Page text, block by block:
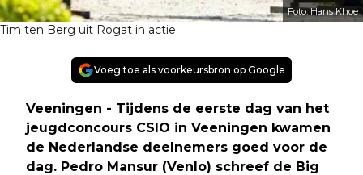
Foto: Hans Khoe
Tim ten Berg uit Rogat in actie.
Voeg toe als voorkeursbron op Google
Veeningen - Tijdens de eerste dag van het
jeugdconcours CSIO in Veeningen kwamen
de Nederlandse deelnemers goed voor de
dag. Pedro Mansur (Venlo) schreef de Big